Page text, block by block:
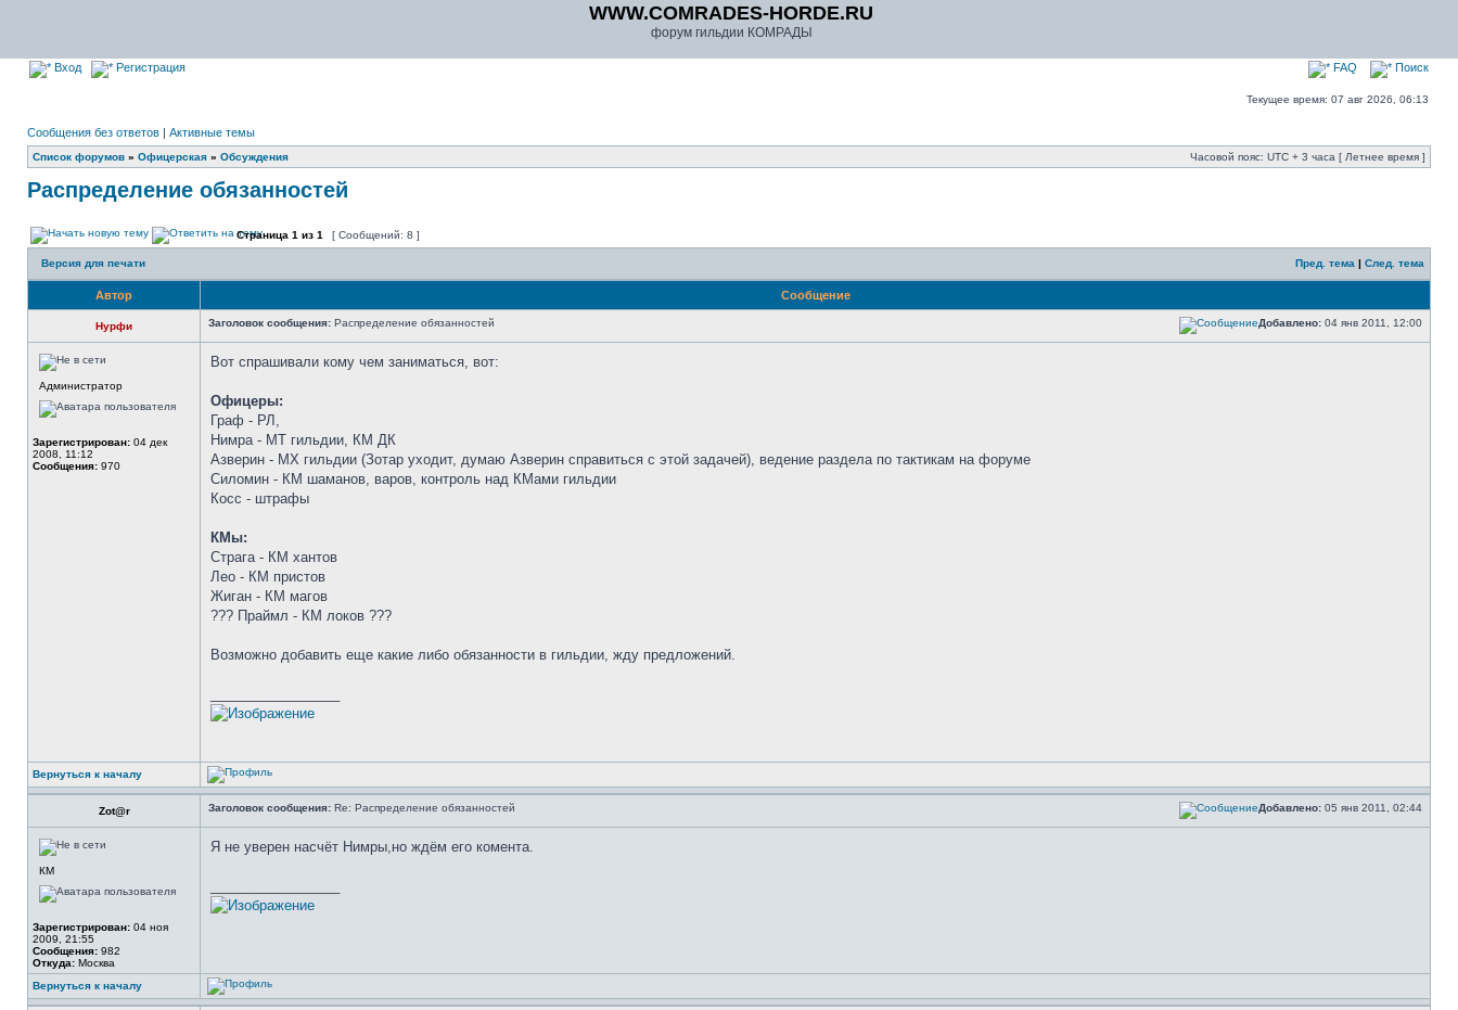
WWW.COMRADES-HORDE.RU
форум гильдии КОМРАДЫ
Вход Регистрация FAQ Поиск
Текущее время: 07 авг 2026, 06:13
Сообщения без ответов | Активные темы
Список форумов » Офицерская » Обсуждения Часовой пояс: UTC + 3 часа [ Летнее время ]
Распределение обязанностей
Страница 1 из 1 [ Сообщений: 8 ]
Версия для печати Пред. тема | След. тема
Автор Сообщение
Нурфи Заголовок сообщения: Распределение обязанностей Добавлено: 04 янв 2011, 12:00
Администратор
Зарегистрирован: 04 дек
2008, 11:12
Сообщения: 970
Вот спрашивали кому чем заниматься, вот:
Офицеры:
Граф - РЛ,
Нимра - МТ гильдии, КМ ДК
Азверин - МХ гильдии (Зотар уходит, думаю Азверин справиться с этой задачей), ведение раздела по тактикам на форуме
Силомин - КМ шаманов, варов, контроль над КМами гильдии
Косс - штрафы
КМы:
Страга - КМ хантов
Лео - КМ пристов
Жиган - КМ магов
??? Праймл - КМ локов ???
Возможно добавить еще какие либо обязанности в гильдии, жду предложений.
Вернуться к началу
Zot@r Заголовок сообщения: Re: Распределение обязанностей Добавлено: 05 янв 2011, 02:44
КМ
Зарегистрирован: 04 ноя
2009, 21:55
Сообщения: 982
Откуда: Москва
Я не уверен насчёт Нимры,но ждём его комента.
Вернуться к началу